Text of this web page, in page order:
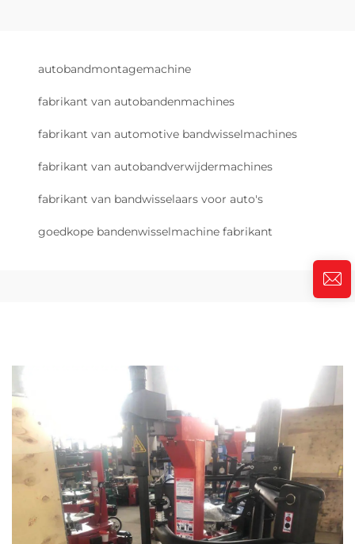
autobandmontagemachine
fabrikant van autobandenmachines
fabrikant van automotive bandwisselmachines
fabrikant van autobandverwijdermachines
fabrikant van bandwisselaars voor auto's
goedkope bandenwisselmachine fabrikant